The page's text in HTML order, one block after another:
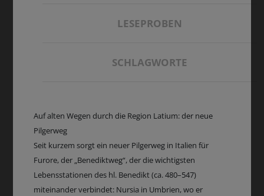
LESEPROBEN
SCHLAGWORTE
Auf alten Wegen durch die Region Latium: der neue
Pilgerweg
Seit kurzem sorgt ein neuer Pilgerweg in Italien für
Furore, der „Benediktweg“, der die wichtigsten
Lebensstationen des hl. Benedikt (ca. 480–547)
miteinander verbindet: Nursia in Umbrien, wo er